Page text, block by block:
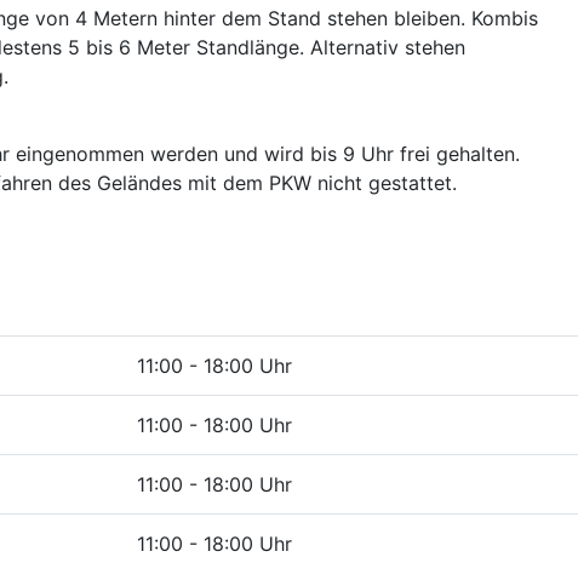
von 4 Metern hinter dem Stand stehen bleiben. Kombis
5 bis 6 Meter Standlänge. Alternativ stehen
eingenommen werden und wird bis 9 Uhr frei gehalten.
des Geländes mit dem PKW nicht gestattet.
11:00 - 18:00 Uhr
11:00 - 18:00 Uhr
11:00 - 18:00 Uhr
11:00 - 18:00 Uhr